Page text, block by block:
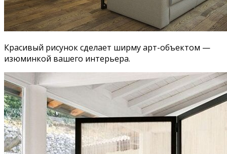
Красивый рисунок сделает ширму арт-объектом —
изюминкой вашего интерьера.